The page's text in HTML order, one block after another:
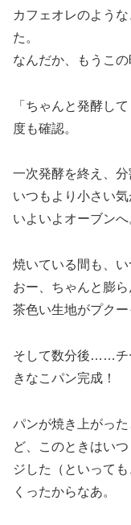
カフェオレのよう
た。
なんだか、もうこの
「ちゃんと発酵し
度も確認。
一次発酵を終え、分
いつもより小さい気
いよいよオーブンへ
焼いている間も、い
おー、ちゃんと膨ら
茶色い生地がプクー
そして数分後……チ
きなこパン完成！
パンが焼き上がっ
ど、このときはい
ジした（といって
くったからなあ。